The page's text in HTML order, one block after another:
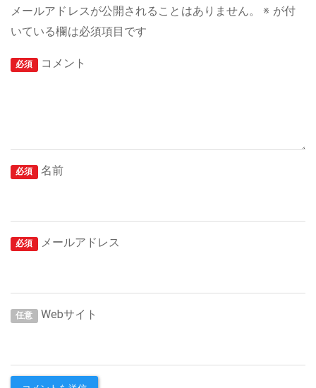
メールアドレスが公開されることはありません。 ※ が付
いている欄は必須項目です
必須 コメント
必須 名前
必須 メールアドレス
任意 Webサイト